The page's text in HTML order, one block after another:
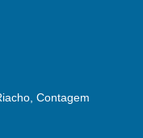
Contagem